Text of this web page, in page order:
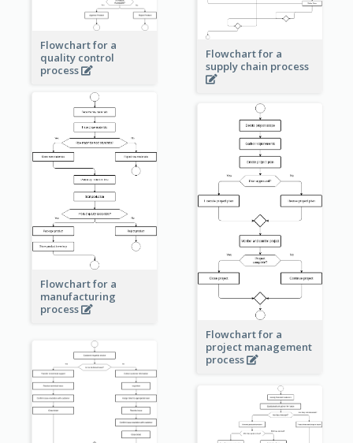
Flowchart for a
quality control
process
Flowchart for a
supply chain process
Flowchart for a
manufacturing
process
Flowchart for a
project management
process